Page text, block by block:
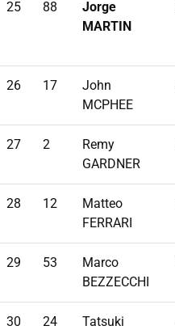
25 88
Jorge
MARTIN
26 17
John
MCPHEE
27 2
Remy
GARDNER
28 12
Matteo
FERRARI
29 53
Marco
BEZZECCHI
30 24
Tatsuki